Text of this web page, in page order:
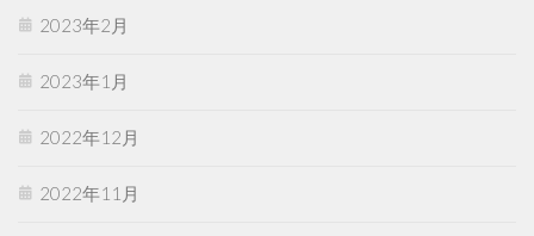
2023年2月
2023年1月
2022年12月
2022年11月